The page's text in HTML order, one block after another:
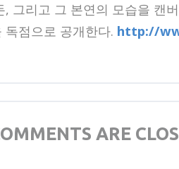
, 그리고 그 본연의 모습을 캔
점으로 공개한다. http://
ARE